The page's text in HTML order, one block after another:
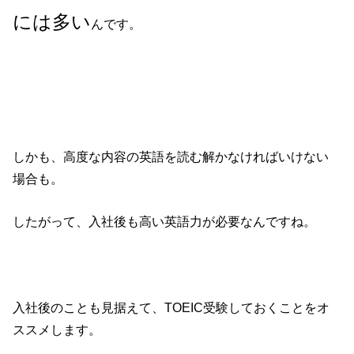
には多い んです。
しかも、高度な内容の英語を読む解かなければいけない
場合も。
したがって、入社後も高い英語力が必要なんですね。
入社後のことも見据えて、TOEIC受験しておくことをオ
ススメします。